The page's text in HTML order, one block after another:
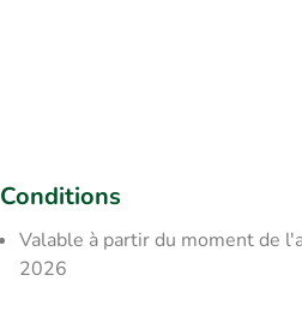
Conditions
Valable à partir du moment de
2026